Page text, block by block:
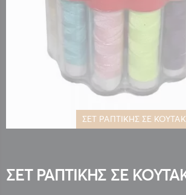
ΣΕΤ ΡΑΠΤΙΚΗΣ ΣΕ
της
συλλογής
ΣΕΤ ΡΑΠΤΙΚΗΣ ΣΕ